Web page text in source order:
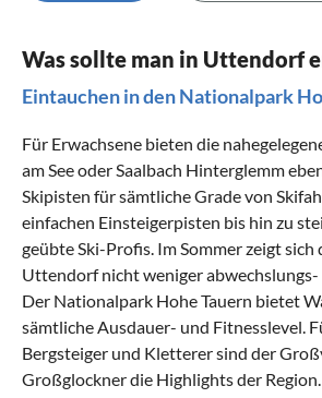
Was sollte man in Uttendorf
Eintauchen in den Nationalpark
Für Erwachsene bieten die
am See oder Saalbach Hinterglemm
Skipisten für sämtliche Grade von
einfachen Einsteigerpisten bis hin zu
geübte Ski-Profis. Im Sommer zeigt sich
Uttendorf nicht weniger
Der Nationalpark Hohe Tauern bietet
sämtliche Ausdauer- und Fitnesslevel.
Bergsteiger und Kletterer sind der
Großglockner die Highlights der